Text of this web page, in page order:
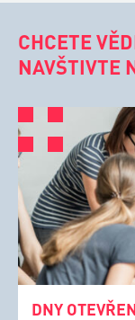
CHCETE
NAVŠTIVTE
DNY